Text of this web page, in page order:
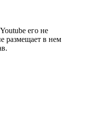
его не
размещает в нем